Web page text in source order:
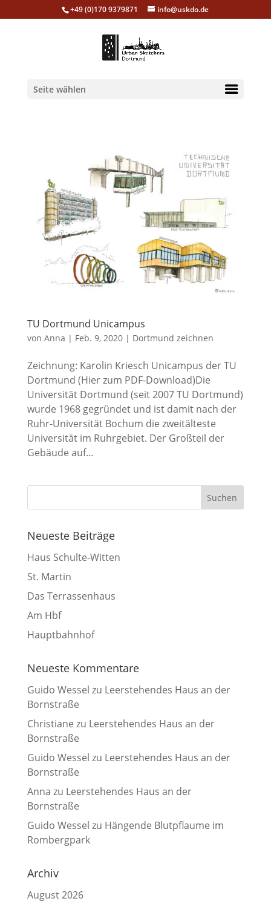
+49 (0)170 9379871 info@uskdo.de
Seite wählen
TU Dortmund Unicampus
von Anna | Feb. 9, 2020| Dortmund zeichnen
Zeichnung: Karolin Kriesch Unicampus der TU
Dortmund (Hier zum PDF-Download)Die
Universität Dortmund (seit 2007 TU Dortmund)
wurde 1968 gegründet und ist damit nach der
Ruhr-Universität Bochum die zweitälteste
Universität im Ruhrgebiet. Der Großteil der
Gebäude auf...
Neueste Beiträge
Haus Schulte-Witten
St. Martin
Das Terrassenhaus
Am Hbf
Hauptbahnhof
Neueste Kommentare
Guido Wessel zu Leerstehendes Haus an der
Bornstraße
Christiane zu Leerstehendes Haus an der
Bornstraße
Guido Wessel zu Leerstehendes Haus an der
Bornstraße
Anna zu Leerstehendes Haus an der
Bornstraße
Guido Wessel zu Hängende Blutpflaume im
Rombergpark
Archiv
August 2026